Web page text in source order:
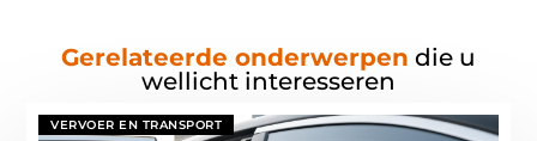
Gerelateerde onderwerpen die u
wellicht interesseren
VERVOER EN TRANSPORT